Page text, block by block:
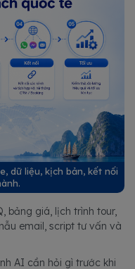
dữ liệu, kịch bản, kết nối
bảng giá, lịch trình tour,
email, script tư vấn và
AI cần hỏi gì trước khi